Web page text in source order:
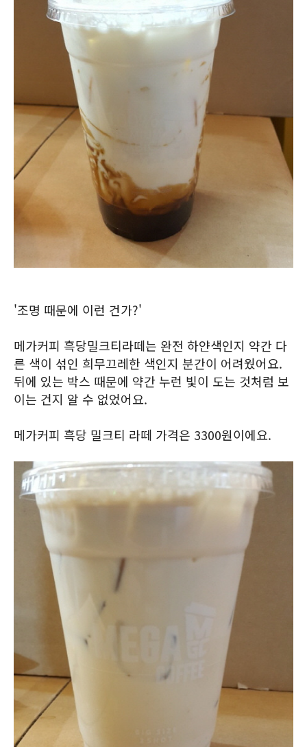
'조명 때문에 이런 건가?'
메가커피 흑당밀크티라떼는 완전 하얀색인지 약간 다
른 색이 섞인 희무끄레한 색인지 분간이 어려웠어요.
뒤에 있는 박스 때문에 약간 누런 빛이 도는 것처럼 보
이는 건지 알 수 없었어요.
메가커피 흑당 밀크티 라떼 가격은 3300원이에요.